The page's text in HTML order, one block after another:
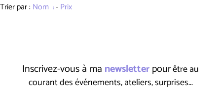
Trier par : Nom -Prix
Inscrivez-vous à ma newsletterpourêtre au
courant des événements, ateliers, surprises...